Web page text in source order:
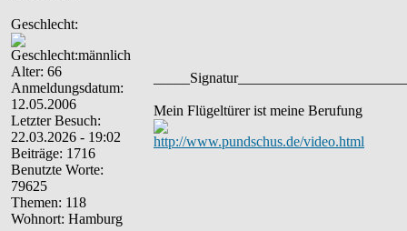
Geschlecht:
Alter: 66
Anmeldungsdatum:
12.05.2006
Letzter Besuch:
22.03.2026 - 19:02
Beiträge: 1716
Benutzte Worte:
79625
Themen: 118
Wohnort: Hamburg
Mein Flügeltürer ist meine Berufung
http://www.pundschus.de/video.html